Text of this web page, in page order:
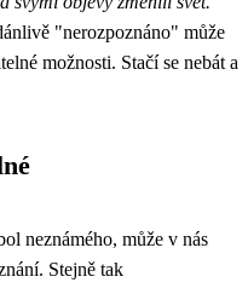
"nerozpoznáno" může
možnosti. Stačí se nebát a
neznámého, může v nás
Stejně tak